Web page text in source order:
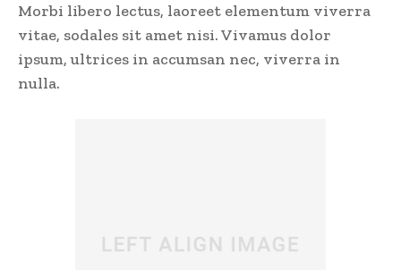
Morbi libero lectus, laoreet elementum viverra
vitae, sodales sit amet nisi. Vivamus dolor
ipsum, ultrices in accumsan nec, viverra in
nulla.